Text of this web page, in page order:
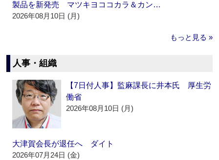
製品を新発売 マツキヨココカラ＆カン…
2026年08月10日 (月)
もっと見る »
人事・組織
【7日付人事】監麻課長に井本氏 厚生労
働省
2026年08月10日 (月)
大津賀会長が退任へ ダイト
2026年07月24日 (金)